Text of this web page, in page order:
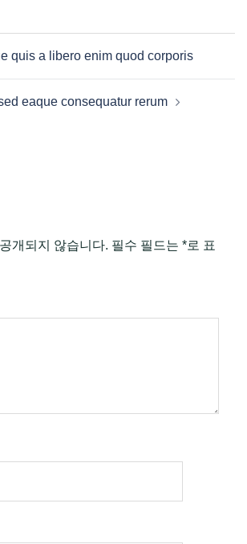
quis a libero enim quod corporis
eaque consequatur rerum
개되지 않습니다. 필수 필드는 *로 표